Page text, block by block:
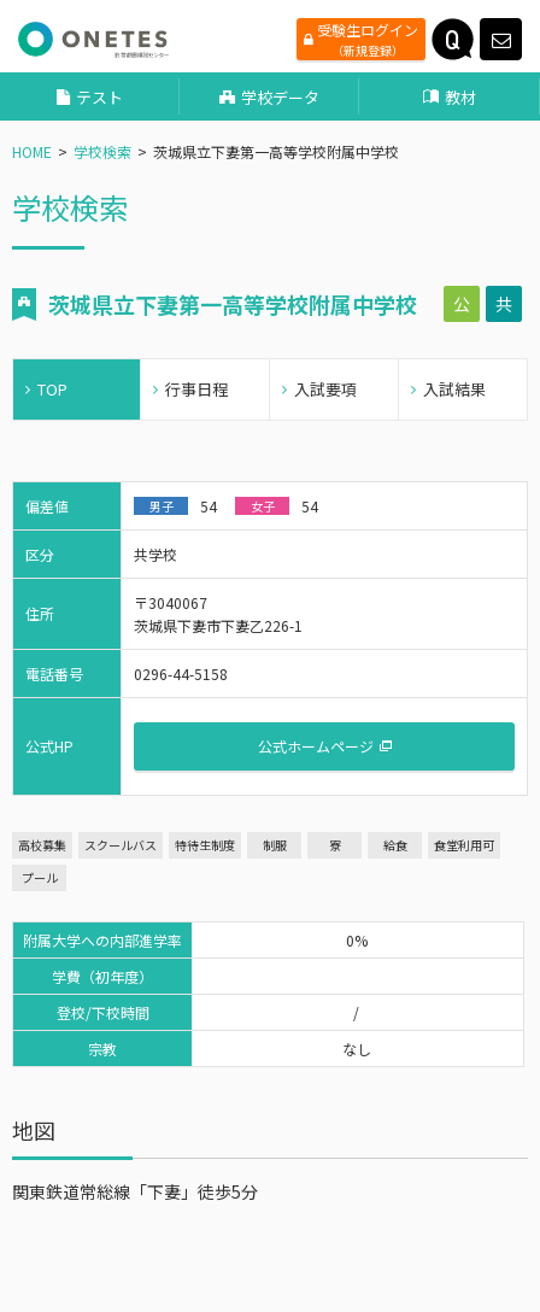
受験生ログイン
（新規登録）
テスト 学校データ 教材
HOME 学校検索 茨城県立下妻第一高等学校附属中学校
学校検索
茨城県立下妻第一高等学校附属中学校 公 共
TOP 行事日程 入試要項 入試結果
偏差値 男子 54 女子 54
区分 共学校
住所
〒3040067
茨城県下妻市下妻乙226-1
電話番号 0296-44-5158
公式HP 公式ホームページ
高校募集 スクールバス 特待生制度 制服 寮 給食
食堂利用可
プール
附属大学への内部進学率
学費（初年度）
登校/下校時間
宗教
0%
/
なし
地図
関東鉄道常総線「下妻」徒歩5分